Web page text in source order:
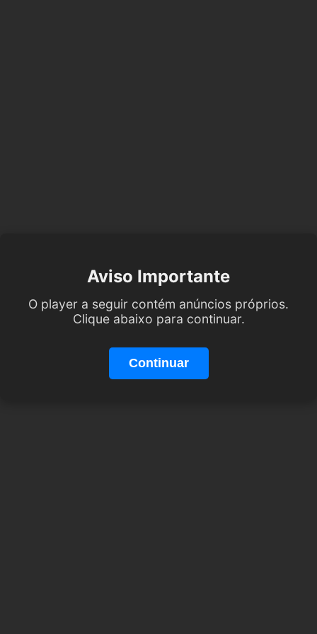
Aviso Importante
O player a seguir contém anúncios próprios.
Clique abaixo para continuar.
Continuar